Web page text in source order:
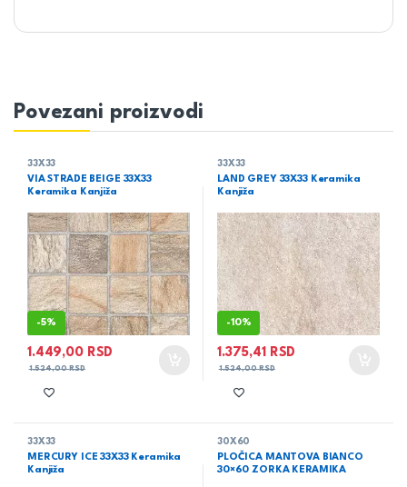
Povezani proizvodi
33X33
VIA STRADE BEIGE 33X33
Keramika Kanjiža
-5%
1.449,00 RSD
1.524,00RSD
33X33
LAND GREY 33X33 Keramika
Kanjiža
-10%
1.375,41 RSD
1.524,00RSD
33X33
MERCURY ICE 33X33 Keramika
Kanjiža
30X60
PLOČICA MANTOVA BIANCO
30×60 ZORKA KERAMIKA